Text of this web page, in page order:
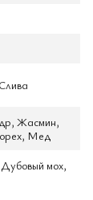
Жасмин,
Мед
мох,